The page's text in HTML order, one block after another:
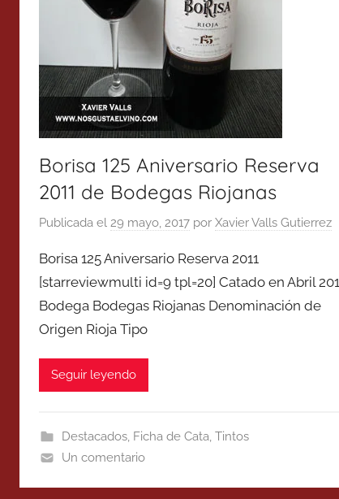
Borisa 125 Aniversario Reserva
2011 de Bodegas Riojanas
Publicada el 29 mayo, 2017 por Xavier Valls Gutierrez
Borisa 125 Aniversario Reserva 2011
[starreviewmulti id=9 tpl=20] Catado en Abril
Bodega Bodegas Riojanas Denominación de
Origen Rioja Tipo
Seguir leyendo
Destacados, Ficha de Cata, Tintos
Un comentario